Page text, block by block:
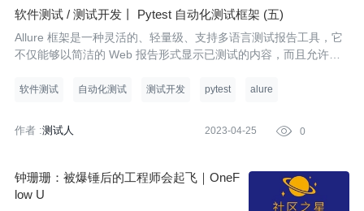
软件测试 / 测试开发丨 Pytest 自动化测试框架 (五)
Allure 框架是一种灵活的、轻量级、支持多语言测试报告工具，它
不仅能够以简洁的 Web 报告形式显示已测试的内容，而且允许参
息。同时支持多种语言包括 Java、Python、JavaScript、Ruby.....
软件测试 自动化测试 测试开发 pytest alure
作者 :测试人 2023-04-25  0
钟珊珊：被爆锤后的工程师会起飞｜OneF
low U